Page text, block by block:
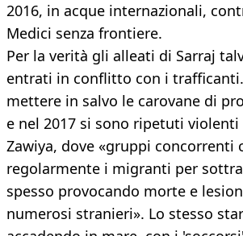
2016, in acque internazionali,
Medici senza frontiere.
Per la verità gli alleati di Sarraj
entrati in conflitto con i
mettere in salvo le carovane di
e nel 2017 si sono ripetuti
Zawiya, dove «gruppi concorrenti
regolarmente i migranti per
spesso provocando morte e
numerosi stranieri». Lo stesso